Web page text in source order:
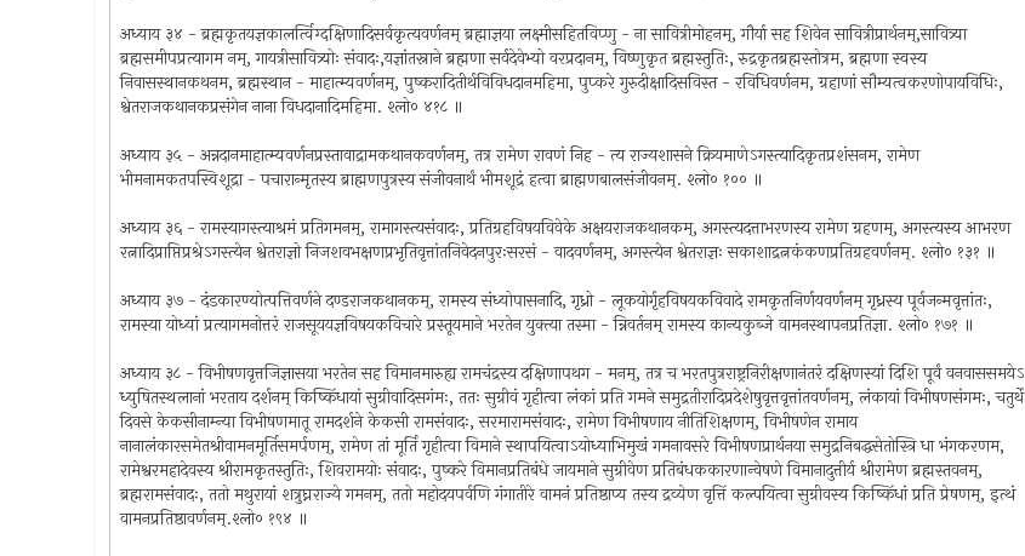
अध्याय ३४ - ब्रह्मकृतयज्ञकालर्त्विग्दक्षिणादिसर्वकृत्यवर्णनम् ब्रह्माज्ञया लक्ष्मीसहितविप्णु - ना सावित्रीमोहनम्, गौर्या सह शिवेन सावित्रीप्रार्थनम्,सावित्र्या
ब्रह्मसमीपप्रत्यागम नम्, गायत्रीसावित्र्योः संवादः,यज्ञांतस्नाने ब्रह्मणा सर्वदेवेभ्यो वरप्रदानम्, विष्णुकृत ब्रह्मस्तुतिः, रुद्रकृतब्रह्मस्तोत्रम, ब्रह्मणा स्वस्य
निवासस्थानकथनम, ब्रह्मस्थान - माहात्म्यवर्णनम्, पुष्करादितीर्थविविधदानमहिमा, पुप्करे गुरुदीक्षादिसविस्त - रविधिवर्णनम, ग्रहाणां सौम्यत्वकरणोपायविधिः,
श्वेतराजकथानकप्रसंगेन नाना विधदानादिमहिमा. श्लो० ४१८ ॥
अध्याय ३५ - अन्नदानमाहात्म्यवर्णनप्रस्तावाद्रामकथानकवर्णनम्, तत्र रामेण रावणं निह - त्य राज्यशासने क्रियमाणेऽगस्त्यादिकृतप्रशंसनम, रामेण
भीमनामकतपस्विशूद्रा - पचारान्मृतस्य ब्राह्मणपुत्रस्य संजीवनार्थं भीमशूद्रं हत्वा ब्राह्मणबालसंजीवनम्. श्लो० १०० ॥
अध्याय ३६ - रामस्यागस्त्याश्रमं प्रतिगमनम्, रामागस्त्यसंवादः, प्रतिग्रहविषयविवेके अक्षयराजकथानकम्, अगस्त्यदत्ताभरणस्य रामेण ग्रहणम्, अगस्त्यस्य आभरण
रत्नादिप्राप्तिप्रश्रेऽगस्त्येन श्वेतराज्ञो निजशवभक्षणप्रभृतिवृत्तांतनिवेदनपुरःसरसं - वादवर्णनम्, अगस्त्येन श्वेतराज्ञः सकाशाद्रत्नकंकणप्रतिग्रहवर्णनम्. श्लो० १३१ ॥
अध्याय ३७ - दंडकारण्योत्पत्तिवर्णने दण्डराजकथानकम्, रामस्य संध्योपासनादि, गृध्रो - लूकयोर्गृहविषयकविवादे रामकृतनिर्णयवर्णनम् गृध्रस्य पूर्वजन्मवृत्तांतः,
रामस्या योध्यां प्रत्यागमनोत्तरं राजसूययज्ञविषयकविचारे प्रस्तूयमाने भरतेन युक्त्या तस्मा - न्निवर्तनम् रामस्य कान्यकुब्जे वामनस्थापनप्रतिज्ञा. श्लो० १७१ ॥
अध्याय ३८ - विभीषणवृत्तजिज्ञासया भरतेन सह विमानमारुह्य रामचंद्रस्य दक्षिणापथग - मनम्, तत्र च भरतपुत्रराष्ट्रनिरीक्षणानंतरं दक्षिणस्यां दिशि पूर्वं वनवाससमयेऽ
ध्युषितस्थलानां भरताय दर्शनम् किष्किंधायां सुग्रीवादिसगंमः, ततः सुग्रीवं गृहीत्वा लंकां प्रति गमने समुद्रतीरादिप्रदेशेषुवृत्तवृत्तांतवर्णनम्, लंकायां विभीषणसंगमः, चतुर्थे
दिवसे केकसीनाम्न्या विभीषणमातू रामदर्शने केकसी रामसंवादः, सरमारामसंवादः, रामेण विभीषणाय नीतिशिक्षणम्, विभीषणेन रामाय
नानालंकारसमेतश्रीवामनमूर्तिसमर्पणम्, रामेण तां मूर्तिं गृहीत्वा विमाने स्थापयित्वाऽयोध्याभिमुखं गमनावसरे विभीषणप्रार्थनया समुद्रनिबद्धसेतोस्त्रि धा भंगकरणम,
रामेश्वरमहादेवस्य श्रीरामकृतस्तुतिः, शिवरामयोः संवादः, पुष्करे विमानप्रतिबंधे जायमाने सुग्रीवेण प्रतिबंधककारणान्वेषणे विमानादुत्तीर्य श्रीरामेण ब्रह्मस्तवनम्,
ब्रह्मरामसंवादः, ततो मथुरायां शत्रुघ्नराज्ये गमनम्, ततो महोदयपर्वणि गंगातीरे वामनं प्रतिष्ठाप्य तस्य द्रव्येण वृत्तिं कल्पयित्वा सुग्रीवस्य किष्किंधां प्रति प्रेषणम्, इत्थं
वामनप्रतिष्ठावर्णनम्.श्लो० १९४ ॥